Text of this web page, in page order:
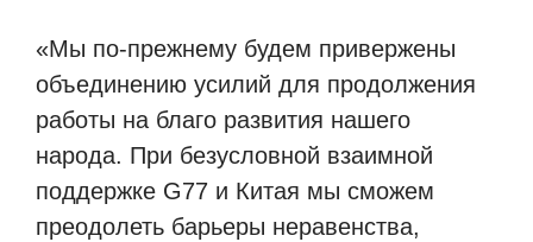
«Мы по-прежнему будем привержены
объединению усилий для продолжения
работы на благо развития нашего
народа. При безусловной взаимной
поддержке G77 и Китая мы сможем
преодолеть барьеры неравенства,